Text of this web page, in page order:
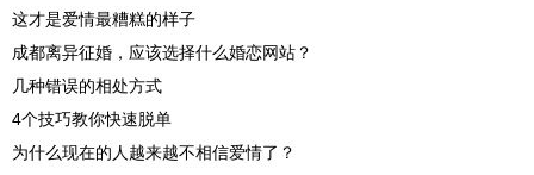
这才是爱情最糟糕的样子
成都离异征婚，应该选择什么婚恋网站？
几种错误的相处方式
4个技巧教你快速脱单
为什么现在的人越来越不相信爱情了？